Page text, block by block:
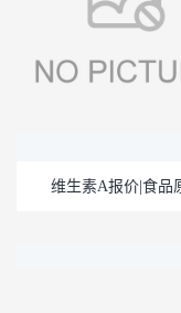
维生素A报价|食品